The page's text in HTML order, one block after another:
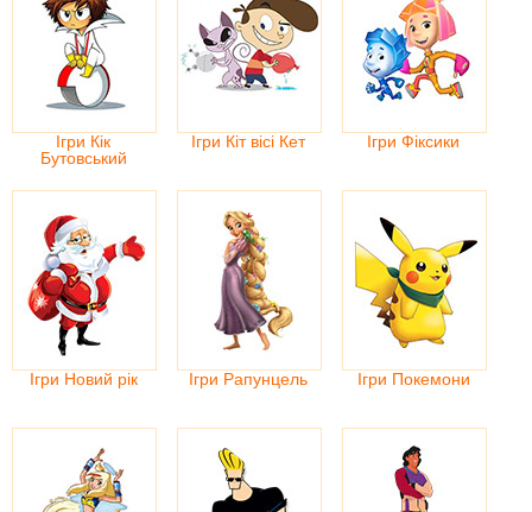
Ігри Кік
Бутовський
Ігри Кіт вісі Кет Ігри Фіксики
Ігри Новий рік Ігри Рапунцель Ігри Покемони